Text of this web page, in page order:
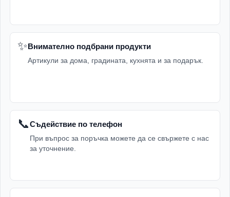
✨Внимателно подбрани продукти
Артикули за дома, градината, кухнята и за подарък.
📞Съдействие по телефон
При въпрос за поръчка можете да се свържете с нас
за уточнение.